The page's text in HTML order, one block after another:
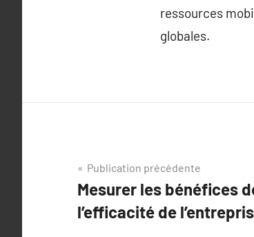
ressources
globales.
Navigation
de
l’article
Publication précédente
Mesurer les bénéfices
l’efficacité de